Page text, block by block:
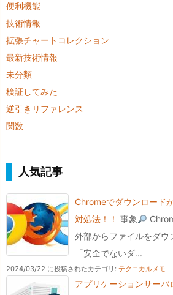
便利機能
技術情報
拡張チャートコレクション
最新技術情報
未分類
検証してみた
逆引きリファレンス
関数
人気記事
Chromeでダウンロード
対処法！！ 事象
外部からファイルをダウ
「安全でないダ...
2024/03/22 に投稿されたカテゴリ: テクニカルメモ
アプリケーションサーバ